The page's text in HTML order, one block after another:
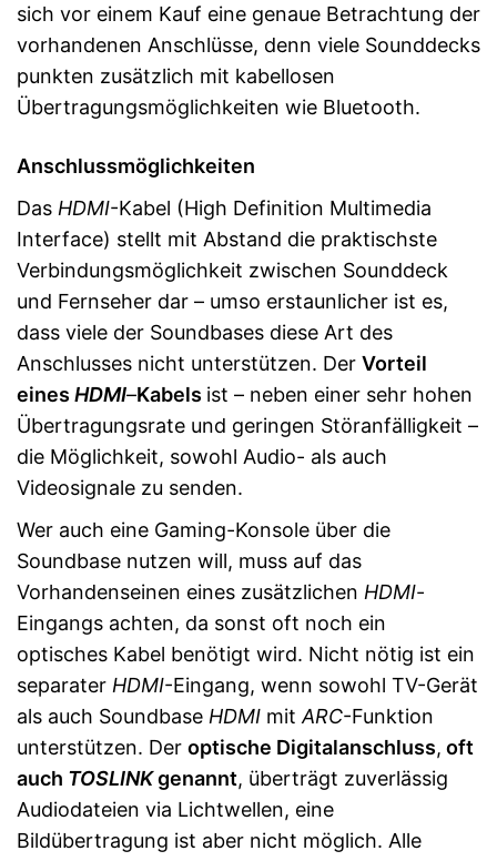
sich vor einem Kauf eine genaue Betrachtung der
vorhandenen Anschlüsse, denn viele Sounddecks
punkten zusätzlich mit kabellosen
Übertragungsmöglichkeiten wie Bluetooth.
Anschlussmöglichkeiten
Das HDMI-Kabel (High Definition Multimedia
Interface) stellt mit Abstand die praktischste
Verbindungsmöglichkeit zwischen Sounddeck
und Fernseher dar – umso erstaunlicher ist es,
dass viele der Soundbases diese Art des
Anschlusses nicht unterstützen. Der Vorteil
eines HDMI–Kabels ist – neben einer sehr hohen
Übertragungsrate und geringen Störanfälligkeit –
die Möglichkeit, sowohl Audio- als auch
Videosignale zu senden.
Wer auch eine Gaming-Konsole über die
Soundbase nutzen will, muss auf das
Vorhandenseinen eines zusätzlichen HDMI-
Eingangs achten, da sonst oft noch ein
optisches Kabel benötigt wird. Nicht nötig ist ein
separater HDMI-Eingang, wenn sowohl TV-Gerät
als auch Soundbase HDMI mit ARC-Funktion
unterstützen. Der optische Digitalanschluss, oft
auch TOSLINKgenannt, überträgt zuverlässig
Audiodateien via Lichtwellen, eine
Bildübertragung ist aber nicht möglich. Alle